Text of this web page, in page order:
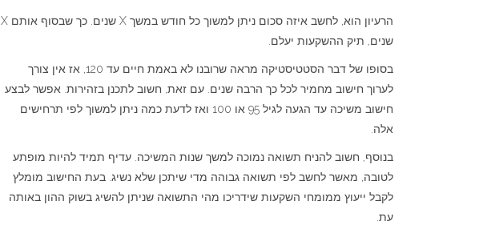
הרעיון הוא, לחשב איזה סכום ניתן למשוך כל חודש במשך X שנים. כך שבסוף אותם X
שנים, תיק ההשקעות יעלם.
בסופו של דבר הסטטיסטיקה מראה שרובנו לא באמת חיים עד 120, אז אין צורך
לערוך חישוב מחמיר לכל כך הרבה שנים. עם זאת, חשוב לתכנן בזהירות. אפשר לבצע
חישוב משיכה עד הגעה לגיל 95 או 100 ואז לדעת כמה ניתן למשוך לפי תרחישים
אלה.
בנוסף, חשוב להניח תשואה נמוכה למשך שנות המשיכה. עדיף תמיד להיות מופתע
לטובה, מאשר לחשב לפי תשואה גבוהה מדי שיתכן שלא נשיג. בעת החישוב מומלץ
לקבל ייעוץ ממומחי השקעות שידריכו מהי התשואה שניתן להשיג בשוק ההון באותה
עת.